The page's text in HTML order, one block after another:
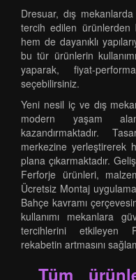
Dresuar, dış
tercih edilen ürünlerden
hem de dayanıklı
bu tür ürünlerin
yaparak, fiyat-
seçebilirsiniz.
Yeni nesil iç ve dış
modern yaşam
kazandırmaktadır.
merkezine yerleştirerek
plana çıkarmaktadır.
Ferforje ürünleri,
Ücretsiz Montaj
Bahçe kavramı
kullanımı mekanlara
tercihlerini etkileyen
rekabetin artmasını
Tüm